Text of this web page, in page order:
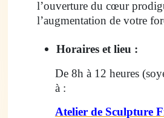
l’ouverture du cœur
l’augmentation de votre
Horaires et lieu :
De 8h à 12 heures
à :
Atelier de Sculpture